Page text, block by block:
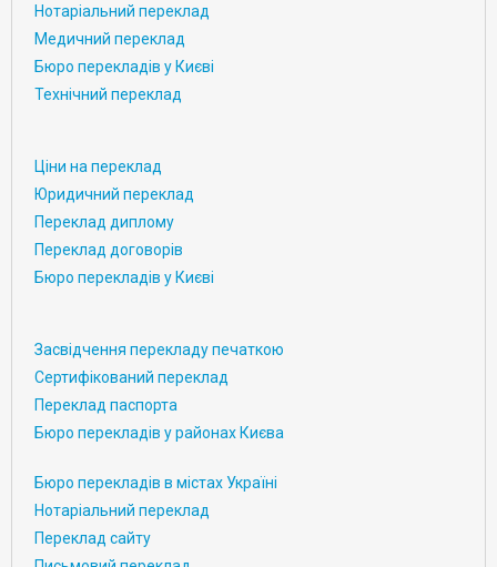
Нотаріальний переклад
Медичний переклад
Бюро перекладів у Києві
Технічний переклад
Ціни на переклад
Юридичний переклад
Переклад диплому
Переклад договорів
Бюро перекладів у Києві
Засвідчення перекладу печаткою
Сертифікований переклад
Переклад паспорта
Бюро перекладів у районах Києва
Бюро перекладів в містах Україні
Нотаріальний переклад
Переклад сайту